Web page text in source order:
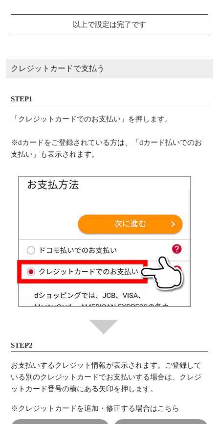
以上で設定は完了です
クレジットカードで支払う
STEP1
「クレジットカードでのお支払い」を押します。
※dカードをご登録されている方は、「dカード払いでのお
支払い」も表示されます。
STEP2
お支払いするクレジット情報が表示されます。ご登録して
いる別のクレジットカードでお支払いする場合は、クレジ
ットカード番号の横にある矢印を押します。
※クレジットカードを追加・修正する場合はこちら